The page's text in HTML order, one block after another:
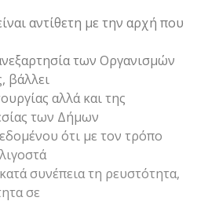
αντίθετη με την αρχή που
των Οργανισμών
βάλλει
αλλά και της
των Δήμων
ότι με τον τρόπο
συνέπεια τη ρευστότητα,
σε